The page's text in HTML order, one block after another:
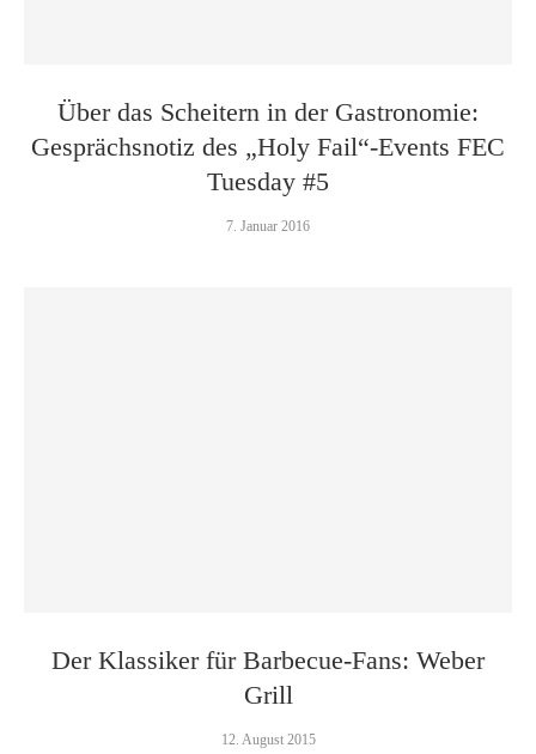
Über das Scheitern in der Gastronomie:
Gesprächsnotiz des „Holy Fail“-Events FEC
Tuesday #5
7. Januar 2016
Der Klassiker für Barbecue-Fans: Weber
Grill
12. August 2015